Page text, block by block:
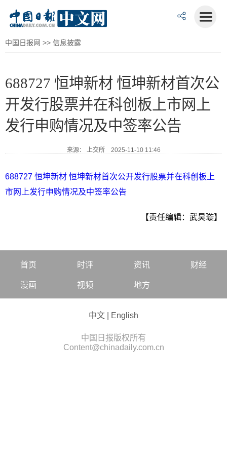
中国日报网 >> 信息披露
688727 恒坤新材 恒坤新材首次公
开发行股票并在科创板上市网上
发行申购情况及中签率公告
来源： 上交所 2025-11-10 11:46
688727 恒坤新材 恒坤新材首次公开发行股票并在科创板上
市网上发行申购情况及中签率公告
【责任编辑：武昊璇】
首页 时评 资讯 财经
漫画 视频 地方
中文 English
中国日报版权所有
Content@chinadaily.com.cn